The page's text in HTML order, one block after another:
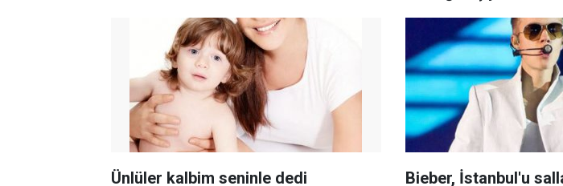
Ünlüler kalbim seninle dedi Bieber,